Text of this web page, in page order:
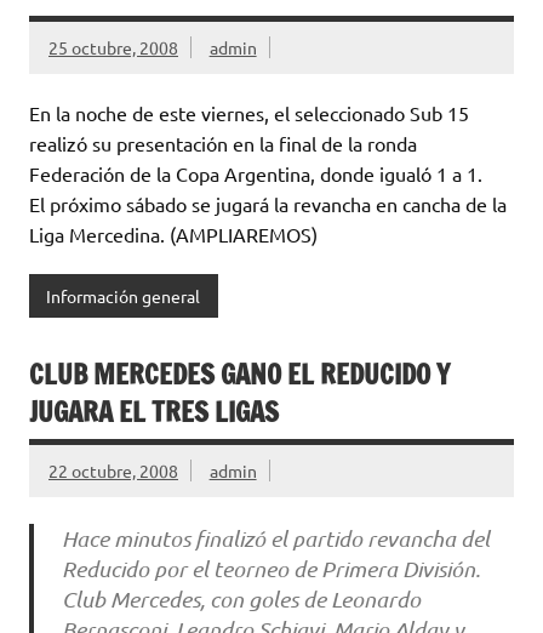
25 octubre, 2008 admin
En la noche de este viernes, el seleccionado Sub 15
realizó su presentación en la final de la ronda
Federación de la Copa Argentina, donde igualó 1 a 1.
El próximo sábado se jugará la revancha en cancha de la
Liga Mercedina. (AMPLIAREMOS)
Información general
CLUB MERCEDES GANO EL REDUCIDO Y
JUGARA EL TRES LIGAS
22 octubre, 2008 admin
Hace minutos finalizó el partido revancha del
Reducido por el teorneo de Primera División.
Club Mercedes, con goles de Leonardo